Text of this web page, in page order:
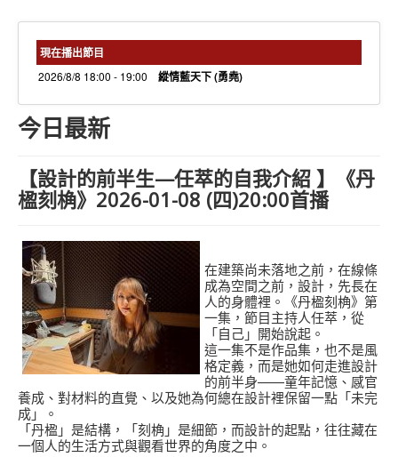
線上捐款
現在播出節目
2026/8/8 18:00 - 19:00 縱情藍天下 (勇堯)
今日最新
【設計的前半生—任萃的自我介紹 】《丹
楹刻桷》2026-01-08 (四)20:00首播
在建築尚未落地之前，在線條
成為空間之前，設計，先長在
人的身體裡。《丹楹刻桷》第
一集，節目主持人任萃，從
「自己」開始說起。
這一集不是作品集，也不是風
格定義，而是她如何走進設計
的前半身——童年記憶、感官
養成、對材料的直覺、以及她為何總在設計裡保留一點「未完
成」。
「丹楹」是結構，「刻桷」是細節，而設計的起點，往往藏在
一個人的生活方式與觀看世界的角度之中。